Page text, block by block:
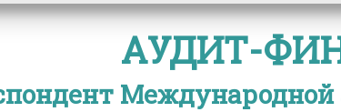
АУДИТ-
Международной